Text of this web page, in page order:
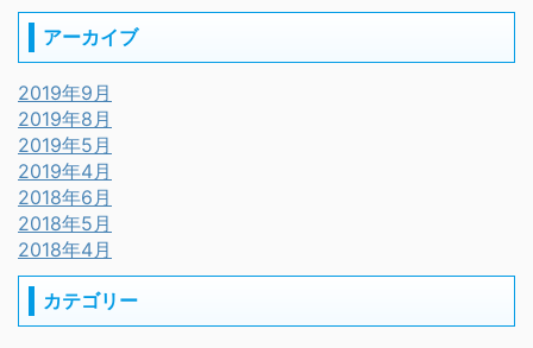
アーカイブ
2019年9月
2019年8月
2019年5月
2019年4月
2018年6月
2018年5月
2018年4月
カテゴリー